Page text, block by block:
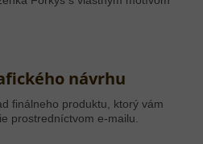
návrhu
finálneho produktu, ktorý vám
prostredníctvom e-mailu.